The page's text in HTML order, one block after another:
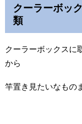
クーラーボッ
類
クーラーボックスに
から
竿置き見たいなもの